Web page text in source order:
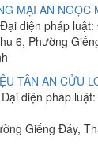
MẠI AN NGỌC
diện pháp
6, Phường
TÂN AN CỬU
diện pháp
Giếng Đáy,